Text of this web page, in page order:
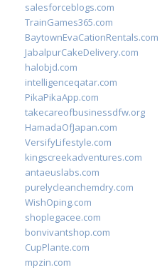
salesforceblogs.com
TrainGames365.com
BaytownEvaCationRentals.com
JabalpurCakeDelivery.com
halobjd.com
intelligenceqatar.com
PikaPikaApp.com
takecareofbusinessdfw.org
HamadaOfJapan.com
VersifyLifestyle.com
kingscreekadventures.com
antaeuslabs.com
purelycleanchemdry.com
WishOping.com
shoplegacee.com
bonvivantshop.com
CupPlante.com
mpzin.com